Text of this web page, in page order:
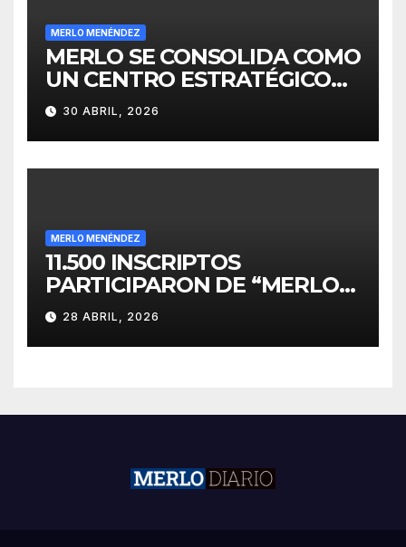
MERLO MENÉNDEZ
MERLO SE CONSOLIDA COMO
UN CENTRO ESTRATÉGICO
PARA EL DESARROLLO DE
INVERSIONES
30 ABRIL, 2026
MERLO MENÉNDEZ
11.500 INSCRIPTOS
PARTICIPARON DE “MERLO
CORRE POR MALVINAS”
28 ABRIL, 2026